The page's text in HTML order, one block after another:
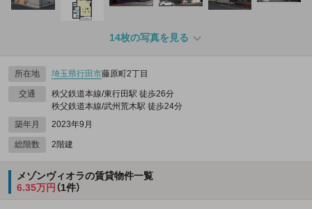
14枚の写真を見る
所在地 埼玉県行田市藤原町2丁目
交通
秩父鉄道本線/東行田駅 徒歩26分
秩父鉄道本線/武州荒木駅 徒歩24分
築年月
2023年9月
総階数 2階建
メゾンヴィオラの賃貸物件一覧
6.35万円 （1件）